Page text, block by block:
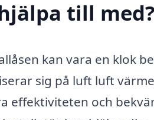
till med?
kan vara en klok
sig på luft luft
effektiviteten och